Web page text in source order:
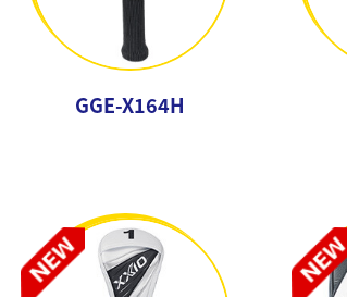
GGE-X164H